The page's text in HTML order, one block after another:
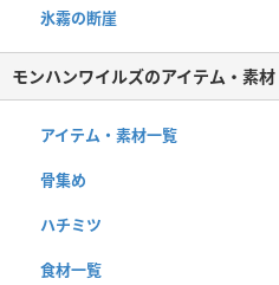
氷霧の断崖
モンハンワイルズのアイテム・素材
アイテム・素材一覧
骨集め
ハチミツ
食材一覧